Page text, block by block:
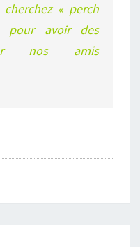
« perch
pour avoir des
nos amis